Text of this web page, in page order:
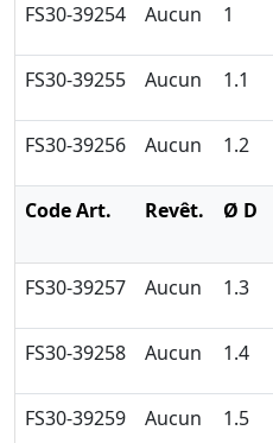
FS30-39254 Aucun 1
FS30-39255 Aucun 1.1
FS30-39256 Aucun 1.2
Code Art. Revêt. Ø D
FS30-39257 Aucun 1.3
FS30-39258 Aucun 1.4
FS30-39259 Aucun 1.5